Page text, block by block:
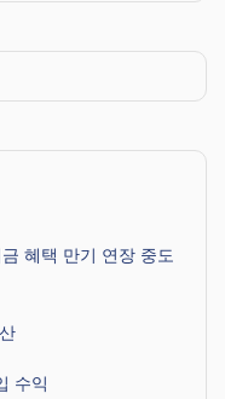
혜택 만기 연장 중도
수익